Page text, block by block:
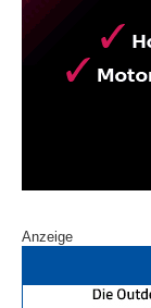
Anzeige